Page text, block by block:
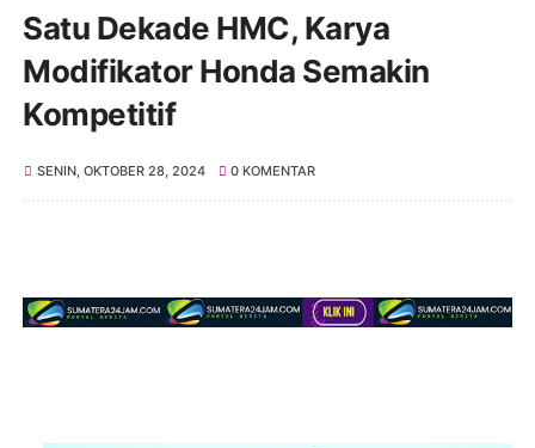
Satu Dekade HMC, Karya
Modifikator Honda Semakin
Kompetitif
SENIN, OKTOBER 28, 2024 0 KOMENTAR